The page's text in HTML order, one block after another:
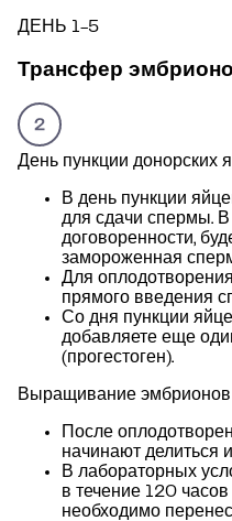
ДЕНЬ 1-5
Трансфер
День пункции донорских
В день пункции
для сдачи спермы. В
договоренности,
замороженная
Для
прямого введения
Со дня пункции
добавляете еще
(прогестоген).
Выращивание эмбрионов
После
начинают делиться
В лабораторных
в течение 120
необходимо